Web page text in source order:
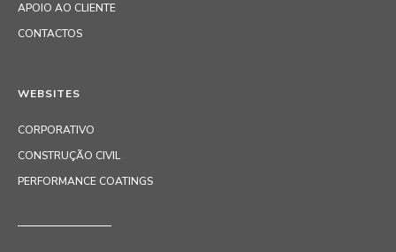
APOIO AO CLIENTE
CONTACTOS
WEBSITES
CORPORATIVO
CONSTRUÇÃO CIVIL
PERFORMANCE COATINGS